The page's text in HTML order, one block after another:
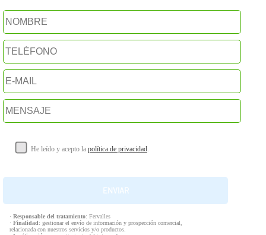
He leído y acepto la política de privacidad.
· Responsable del tratamiento: Fervalles
· Finalidad: gestionar el envío de información y prospección comercial,
relacionada con nuestros servicios y/o productos.